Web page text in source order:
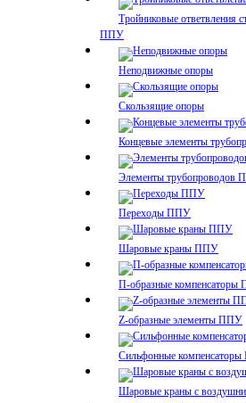
Тройниковые ответвления
ППУ
Неподвижные опоры
Скользящие опоры
Концевые элементы
Элементы трубопроводов
Переходы ППУ
Шаровые краны ППУ
П-образные
Z-образные элементы ППУ
Сильфонные
Шаровые краны с